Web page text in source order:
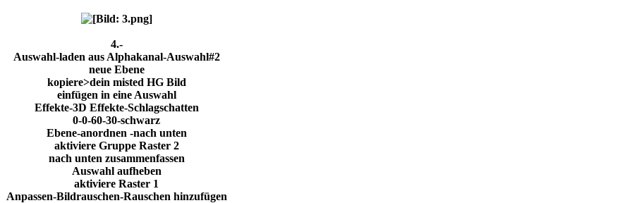
4.-
Auswahl-laden aus Alphakanal-Auswahl#2
neue Ebene
kopiere>dein misted HG Bild
einfügen in eine Auswahl
Effekte-3D Effekte-Schlagschatten
0-0-60-30-schwarz
Ebene-anordnen -nach unten
aktiviere Gruppe Raster 2
nach unten zusammenfassen
Auswahl aufheben
aktiviere Raster 1
Anpassen-Bildrauschen-Rauschen hinzufügen